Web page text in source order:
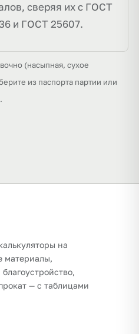
сверяя их с ГОСТ
и ГОСТ 25607.
(насыпная, сухое
из паспорта партии или
на
материалы,
— с таблицами